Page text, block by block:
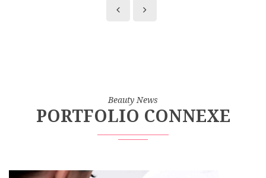
Beauty News
PORTFOLIO CONNEXE